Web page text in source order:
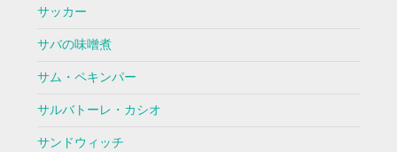
サッカー
サバの味噌煮
サム・ペキンパー
サルバトーレ・カシオ
サンドウィッチ